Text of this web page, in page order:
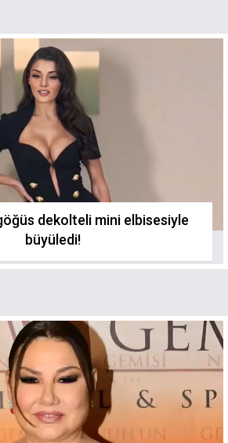
dekolteli mini elbisesiyle
büyüledi!